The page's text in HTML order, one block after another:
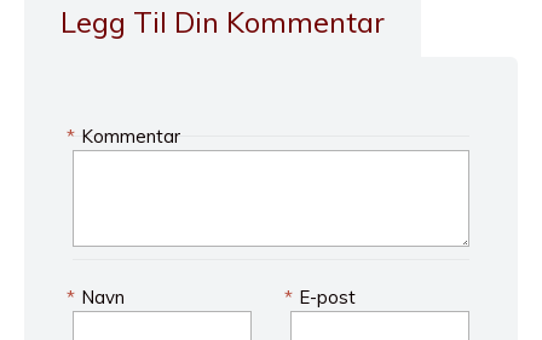
Legg Til Din Kommentar
Kommentar
*
Navn
* E-post
*